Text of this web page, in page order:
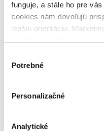
funguje, a stále ho pre
cookies nám dovoľujú
lepšiu orientáciu.
keby sme mohli používať
súhlasu
Potrebné
Personalizačné
Analytické